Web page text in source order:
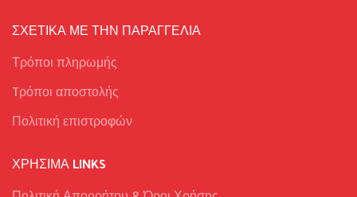
ΣΧΕΤΙΚΑ ΜΕ ΤΗΝ ΠΑΡΑΓΓΕΛΙΑ
Τρόποι πληρωμής
Tρόποι αποστολής
Πολιτική επιστροφών
ΧΡΉΣΙΜΑ LINKS